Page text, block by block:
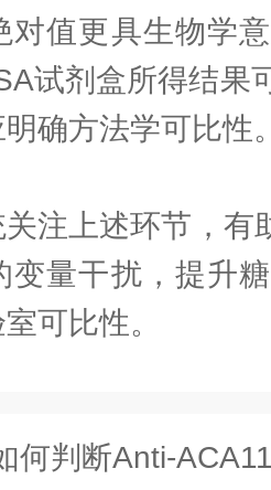
对值更具生物学
试剂盒所得结果
确方法学可比性
上述环节，有
变量干扰，提升
可比性。
何判断Anti-